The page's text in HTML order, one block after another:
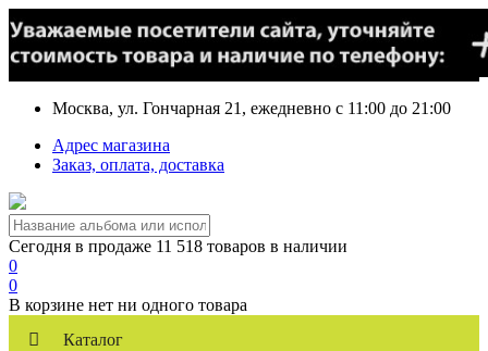
Москва, ул. Гончарная 21, ежедневно с 11:00 до 21:00
Адрес магазина
Заказ, оплата, доставка
Сегодня в продаже 11 518 товаров в наличии
0
0
В корзине нет ни одного товара
Каталог